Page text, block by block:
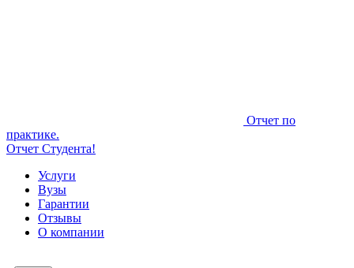
Отчет по
практике.
Отчет Студента!
Услуги
Вузы
Гарантии
Отзывы
О компании